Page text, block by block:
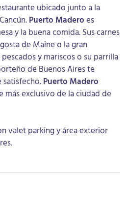
ubicado junto a la
Puerto Madero es
y la buena comida. Sus carnes
de Maine o la gran
y mariscos o su parrilla
de Buenos Aires te
Puerto Madero
más exclusivo de la ciudad de
valet parking y área exterior